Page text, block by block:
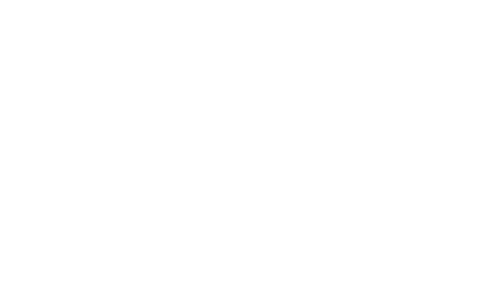
。ガ
タンドや整備工場の既存インフラを活用